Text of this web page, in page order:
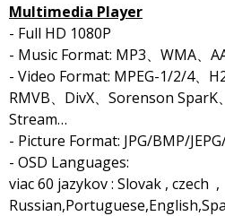
Multimedia Player
- Full HD 1080P
- Music Format: MP3、WMA、
- Video Format: MPEG-1/2/4、
RMVB、DivX、Sorenson SparK
Stream…
- Picture Format: JPG/BMP/
- OSD Languages:
viac 60 jazykov : Slovak , czech ,